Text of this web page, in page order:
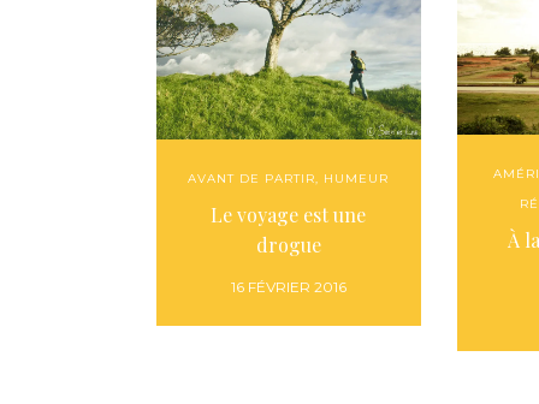
AVANT DE PARTIR, HUMEUR
Le voyage est une
drogue
16 FÉVRIER 2016
À